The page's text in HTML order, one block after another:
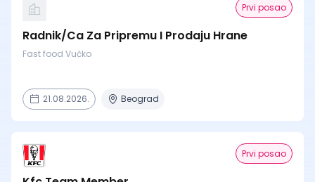
Prvi posao
Radnik/Ca Za Pripremu I Prodaju Hrane
Fast food Vučko
21.08.2026. Beograd
Prvi posao